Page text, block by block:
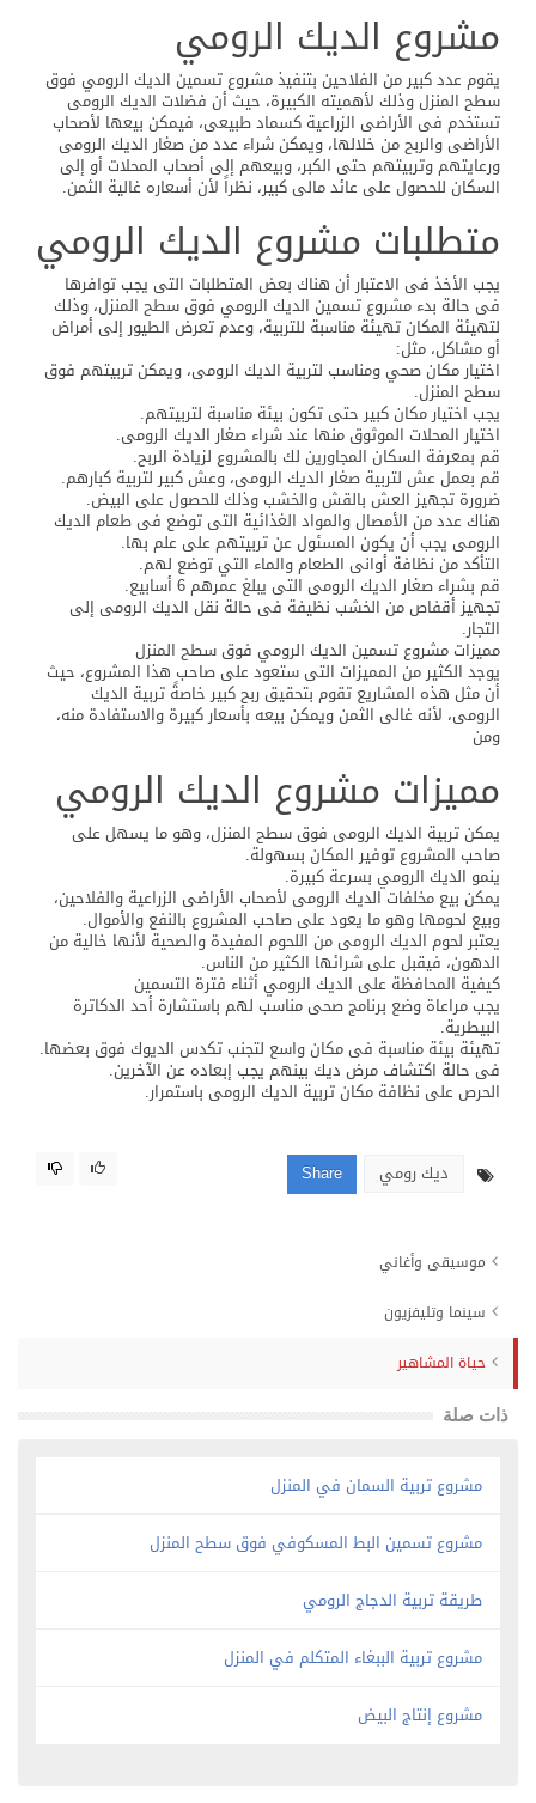
مشروع الديك الرومي
يقوم عدد كبير من الفلاحين بتنفيذ مشروع تسمين الديك الرومي فوق
سطح المنزل وذلك لأهميته الكبيرة، حيث أن فضلات الديك الرومى
تستخدم فى الأراضى الزراعية كسماد طبيعى، فيمكن بيعها لأصحاب
الأراضى والربح من خلالها، ويمكن شراء عدد من صغار الديك الرومى
ورعايتهم وتربيتهم حتى الكبر، وبيعهم إلى أصحاب المحلات أو إلى
السكان للحصول على عائد مالى كبير، نظراً لأن أسعاره غالية الثمن.
متطلبات مشروع الديك الرومي
يجب الأخذ فى الاعتبار أن هناك بعض المتطلبات التى يجب توافرها
فى حالة بدء مشروع تسمين الديك الرومي فوق سطح المنزل، وذلك
لتهيئة المكان تهيئة مناسبة للتربية، وعدم تعرض الطيور إلى أمراض
أو مشاكل، مثل:
اختيار مكان صحي ومناسب لتربية الديك الرومى، ويمكن تربيتهم فوق
سطح المنزل.
يجب اختيار مكان كبير حتى تكون بيئة مناسبة لتربيتهم.
اختيار المحلات الموثوق منها عند شراء صغار الديك الرومى.
قم بمعرفة السكان المجاورين لك بالمشروع لزيادة الربح.
قم بعمل عش لتربية صغار الديك الرومى، وعش كبير لتربية كبارهم.
ضرورة تجهيز العش بالقش والخشب وذلك للحصول على البيض.
هناك عدد من الأمصال والمواد الغذائية التى توضع فى طعام الديك
الرومى يجب أن يكون المسئول عن تربيتهم على علم بها.
التأكد من نظافة أوانى الطعام والماء التي توضع لهم.
قم بشراء صغار الديك الرومى التى يبلغ عمرهم 6 أسابيع.
تجهيز أقفاص من الخشب نظيفة فى حالة نقل الديك الرومى إلى
التجار.
مميزات مشروع تسمين الديك الرومي فوق سطح المنزل
يوجد الكثير من المميزات التى ستعود على صاحب هذا المشروع، حيث
أن مثل هذه المشاريع تقوم بتحقيق ربح كبير خاصةً تربية الديك
الرومى، لأنه غالى الثمن ويمكن بيعه بأسعار كبيرة والاستفادة منه،
ومن
مميزات مشروع الديك الرومي
يمكن تربية الديك الرومى فوق سطح المنزل، وهو ما يسهل على
صاحب المشروع توفير المكان بسهولة.
ينمو الديك الرومي بسرعة كبيرة.
يمكن بيع مخلفات الديك الرومى لأصحاب الأراضى الزراعية والفلاحين،
وبيع لحومها وهو ما يعود على صاحب المشروع بالنفع والأموال.
يعتبر لحوم الديك الرومى من اللحوم المفيدة والصحية لأنها خالية من
الدهون، فيقبل على شرائها الكثير من الناس.
كيفية المحافظة على الديك الرومي أثناء فترة التسمين
يجب مراعاة وضع برنامج صحى مناسب لهم باستشارة أحد الدكاترة
البيطرية.
تهيئة بيئة مناسبة فى مكان واسع لتجنب تكدس الديوك فوق بعضها.
فى حالة اكتشاف مرض ديك بينهم يجب إبعاده عن الآخرين.
الحرص على نظافة مكان تربية الديك الرومى باستمرار.
ديك رومي Share
موسيقى وأغاني
سينما وتليفزيون
حياة المشاهير
ذات صلة
مشروع تربية السمان في المنزل
مشروع تسمين البط المسكوفي فوق سطح المنزل
طريقة تربية الدجاج الرومي
مشروع تربية الببغاء المتكلم في المنزل
مشروع إنتاج البيض